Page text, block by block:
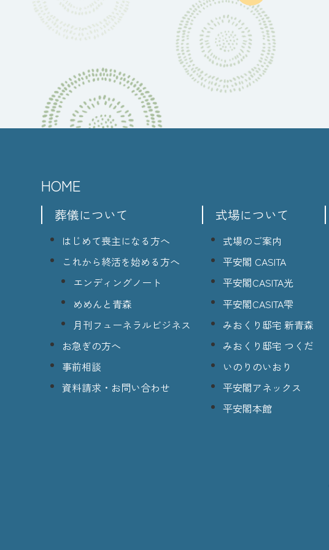
HOME
葬儀について
はじめて喪主になる方へ
これから終活を始める方へ
エンディングノート
めめんと青森
月刊フューネラルビジネス
お急ぎの方へ
事前相談
資料請求・お問い合わせ
式場について
式場のご案内
平安閣 CASITA
平安閣CASITA光
平安閣CASITA雫
みおくり邸宅 新青森
みおくり邸宅 つくだ
いのりのいおり
平安閣アネックス
平安閣本館